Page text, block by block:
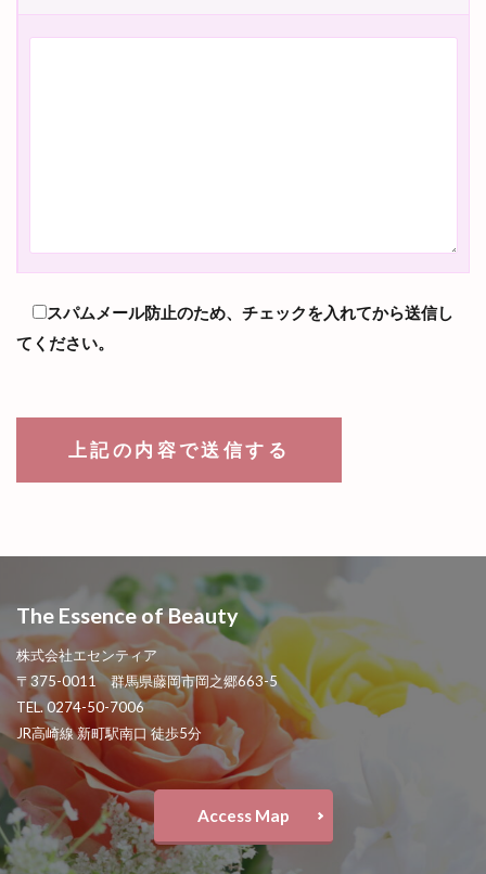
スパムメール防止のため、チェックを入れてから送信し
てください。
The Essence of Beauty
株式会社エセンティア
〒375-0011 群馬県藤岡市岡之郷663-5
TEL. 0274-50-7006
JR高崎線 新町駅南口 徒歩5分
Access Map